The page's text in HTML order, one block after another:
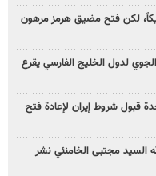
لكن فتح مضيق هرمز مرهون
الجوي لدول الخليج الفارسي يقرع
قبول شروط إيران لإعادة فتح
السيد مجتبى الخامنئي نشر